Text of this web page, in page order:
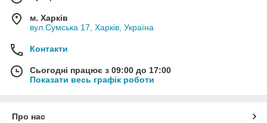
м. Харків
вул.Сумська 17, Харків, Україна
Контакти
Сьогодні працює з 09:00 до 17:00
Показати весь графік роботи
Про нас